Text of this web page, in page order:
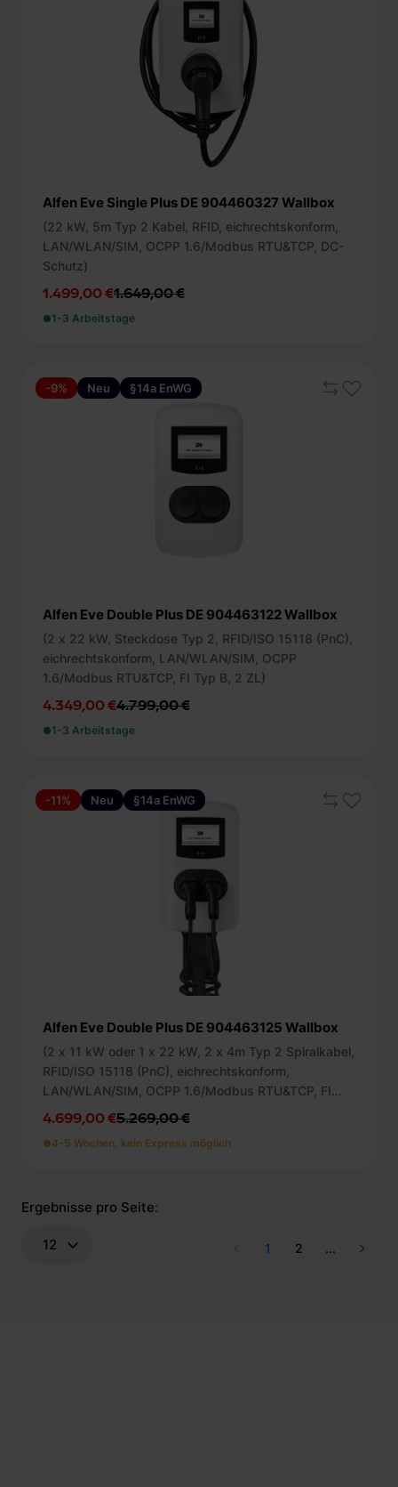
Alfen Eve Single Plus DE 904460327 Wallbox
(22 kW, 5m Typ 2 Kabel, RFID, eichrechtskonform,
LAN/WLAN/SIM, OCPP 1.6/Modbus RTU&TCP, DC-
Schutz)
1.499,00 €1.649,00 €
1-3 Arbeitstage
-9% Neu §14a EnWG
Alfen Eve Double Plus DE 904463122 Wallbox
(2 x 22 kW, Steckdose Typ 2, RFID/ISO 15118 (PnC),
eichrechtskonform, LAN/WLAN/SIM, OCPP
1.6/Modbus RTU&TCP, FI Typ B, 2 ZL)
4.349,00 €4.799,00 €
1-3 Arbeitstage
-11% Neu §14a EnWG
Alfen Eve Double Plus DE 904463125 Wallbox
(2 x 11 kW oder 1 x 22 kW, 2 x 4m Typ 2 Spiralkabel,
RFID/ISO 15118 (PnC), eichrechtskonform,
LAN/WLAN/SIM, OCPP 1.6/Modbus RTU&TCP, FI
Typ B, 1 ZL)
4.699,00 €5.269,00 €
4-5 Wochen, kein Express möglich
Ergebnisse pro Seite:
12 1 2 ...